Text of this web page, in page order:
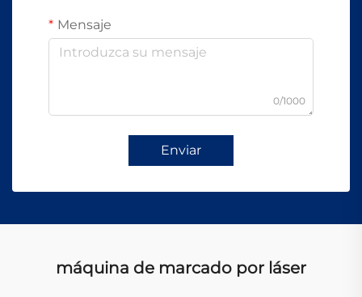
Mensaje
0/1000
Enviar
máquina de marcado por láser